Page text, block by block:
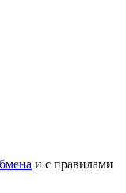
и с правилами